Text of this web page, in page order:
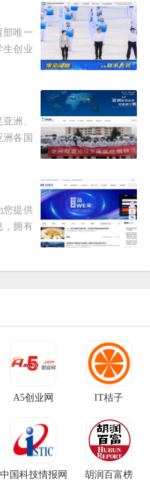
部唯一
生创业
日由
洲、
各国
交流
您提供
，拥有
入
A5创业网 IT桔子
中国科技情报网 胡润百富榜